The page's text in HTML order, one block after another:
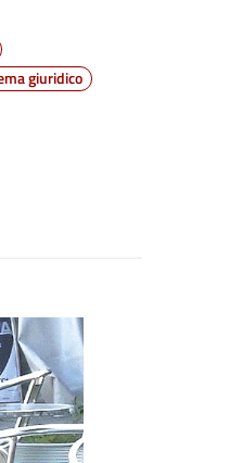
giuridico